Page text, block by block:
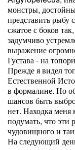
монстры,
представить рыбу
сжатое с боков
задумчиво
выражение
Густава - на
Прежде я видел
Естественной
в формалине. Но
шансов быть
нет. Находка меня
подумать, что эти
чудовищного и
На следующий